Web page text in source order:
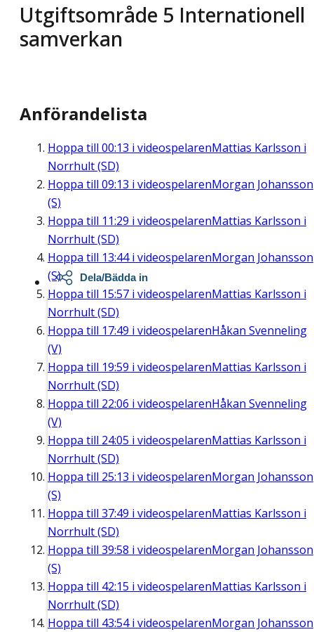
Utgiftsområde 5 Internationell
samverkan
Anförandelista
Hoppa till 00:13 i videospelarenMattias Karlsson i
Norrhult (SD)
Hoppa till 09:13 i videospelarenMorgan Johansson
(S)
Hoppa till 11:29 i videospelarenMattias Karlsson i
Norrhult (SD)
Hoppa till 13:44i videospelarenMorgan Johansson
(S)
Hoppa till 15:57 i videospelarenMattias Karlsson i
Norrhult (SD)
Hoppa till 17:49 i videospelarenHåkan Svenneling
(V)
Hoppa till 19:59 i videospelarenMattias Karlsson i
Norrhult (SD)
Hoppa till 22:06 i videospelarenHåkan Svenneling
(V)
Hoppa till 24:05 i videospelarenMattias Karlsson i
Norrhult (SD)
Hoppa till 25:13 i videospelarenMorgan Johansson
(S)
Hoppa till 37:49 i videospelarenMattias Karlsson i
Norrhult (SD)
Hoppa till 39:58 i videospelarenMorgan Johansson
(S)
Hoppa till 42:15 i videospelarenMattias Karlsson i
Norrhult (SD)
Hoppa till 43:54i videospelarenMorgan Johansson
Dela/Bädda in